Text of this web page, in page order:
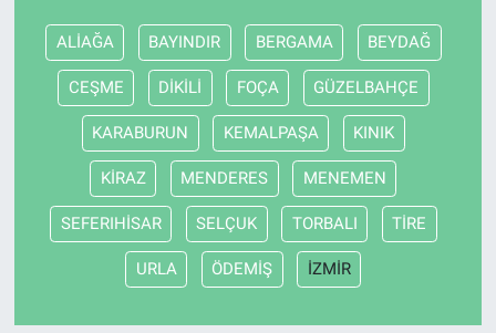
ALİAĞA BAYINDIR BERGAMA BEYDAĞ
CEŞME DİKİLİ FOÇA GÜZELBAHÇE
KARABURUN KEMALPAŞA KINIK
KİRAZ MENDERES MENEMEN
SEFERIHİSAR SELÇUK TORBALI TİRE
URLA ÖDEMİŞ İZMİR
Gözden Kaçmasın
İletişim (Künye)